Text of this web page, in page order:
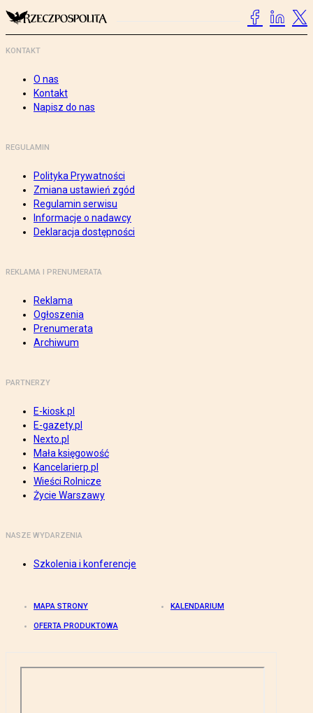
KONTAKT
O nas
Kontakt
Napisz do nas
REGULAMIN
Polityka Prywatności
Zmiana ustawień zgód
Regulamin serwisu
Informacje o nadawcy
Deklaracja dostępności
REKLAMA I PRENUMERATA
Reklama
Ogłoszenia
Prenumerata
Archiwum
PARTNERZY
E-kiosk.pl
E-gazety.pl
Nexto.pl
Mała księgowość
Kancelarierp.pl
Wieści Rolnicze
Życie Warszawy
NASZE WYDARZENIA
Szkolenia i konferencje
MAPA STRONY KALENDARIUM
OFERTA PRODUKTOWA